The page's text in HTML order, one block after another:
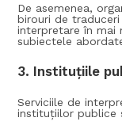
De asemenea,
birouri de
interpretare în mai
subiectele
3. Instituțiile
Serviciile de
instituțiilor publice